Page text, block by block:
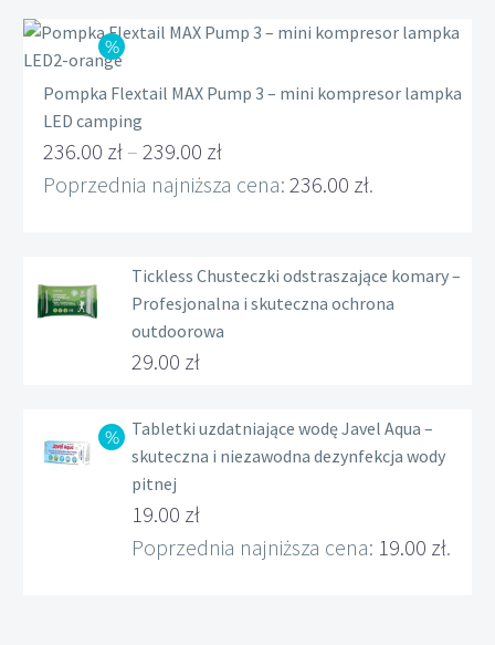
Pompka Flextail MAX Pump 3 – mini kompresor lampka
LED camping
236.00 zł – 239.00 zł
Zakres
236.00 zł
do
Poprzednia najniższa cena: 236.00 zł.
Tickless Chusteczki odstraszające komary –
Profesjonalna i skuteczna ochrona
outdoorowa
29.00 zł
Tabletki uzdatniające wodę Javel Aqua –
skuteczna i niezawodna dezynfekcja wody
pitnej
Pierwotna
cena
19.00 zł
Aktualna
Poprzednia najniższa cena: 19.00 zł.